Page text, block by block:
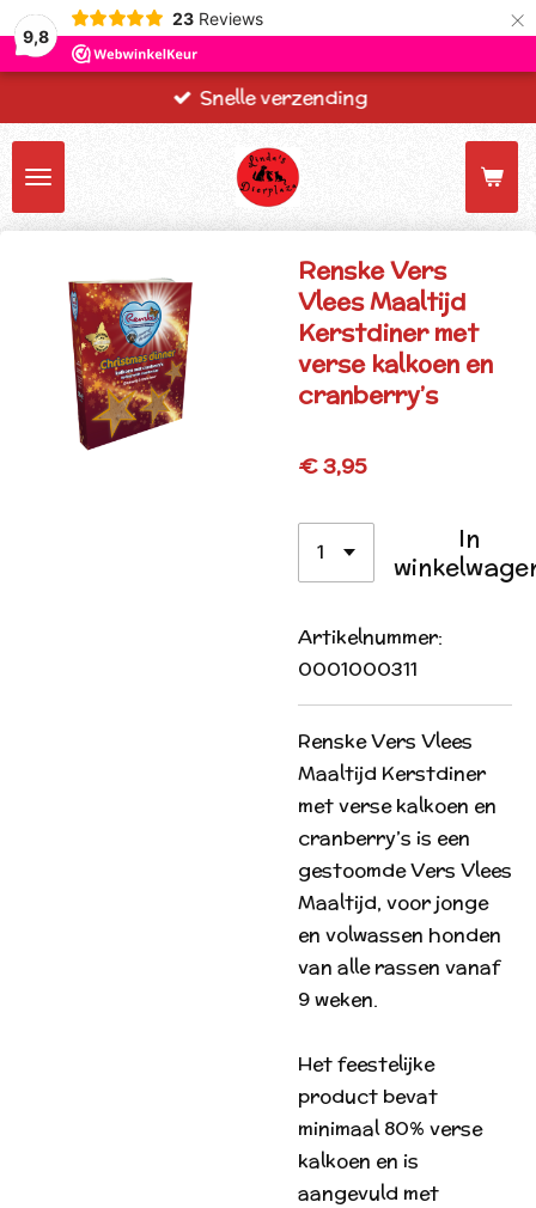
9,8
23 Reviews ×
Snelle verzending
Renske Vers
Vlees Maaltijd
Kerstdiner met
verse kalkoen en
cranberry’s
€ 3,95
In
Artikelnummer:
0001000311
Renske Vers Vlees
Maaltijd Kerstdiner
met verse kalkoen en
cranberry’s is een
gestoomde Vers Vlees
Maaltijd, voor jonge
en volwassen honden
van alle rassen vanaf
9 weken.
Het feestelijke
product bevat
minimaal 80% verse
kalkoen en is
aangevuld met